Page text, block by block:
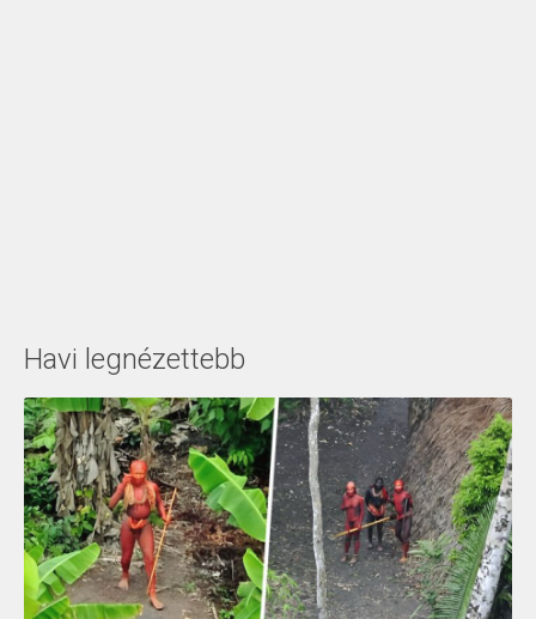
Havi legnézettebb